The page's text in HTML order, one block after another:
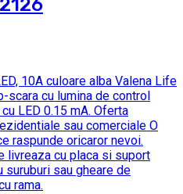
10A culoare alba Valena Life
scara cu lumina de control
LED 0.15 mA. Oferta
sau comerciale O
raspunde oricaror nevoi.
livreaza cu placa si suport
suruburi sau gheare de
rama.